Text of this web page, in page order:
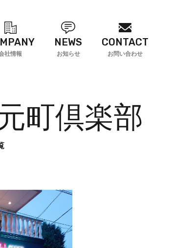
社情報
NEWS
お知らせ
CONTACT
お問い合わせ
町倶楽部